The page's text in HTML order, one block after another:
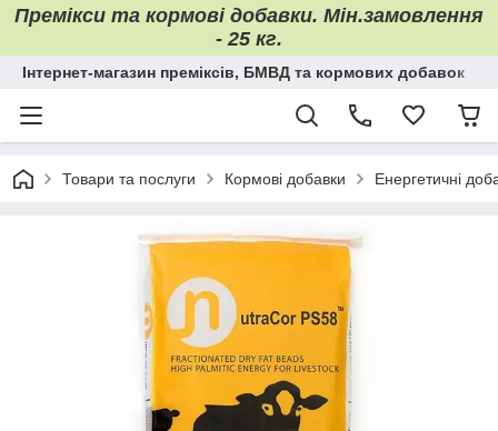
Премікси та кормові добавки. Мін.замовлення
- 25 кг.
Інтернет-магазин преміксів, БМВД та кормових добавок
Товари та послуги Кормові добавки Енергетичні